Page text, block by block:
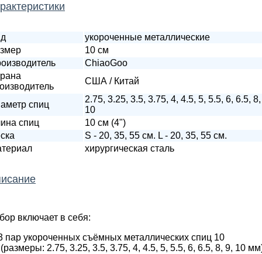
укороченные металлические
10 см
ChiaoGoo
США / Китай
спиц
2.75, 3.25, 3.5, 3.75, 4, 4.5, 5, 5.5, 6, 6.5,
10
спиц
10 см (4")
S - 20, 35, 55 см. L - 20, 35, 55 см.
хирургическая сталь
включает в себя:
пар укороченных съёмных металлических спиц 10
2.75, 3.25, 3.5, 3.75, 4, 4.5, 5, 5.5, 6, 6.5, 8, 9, 10